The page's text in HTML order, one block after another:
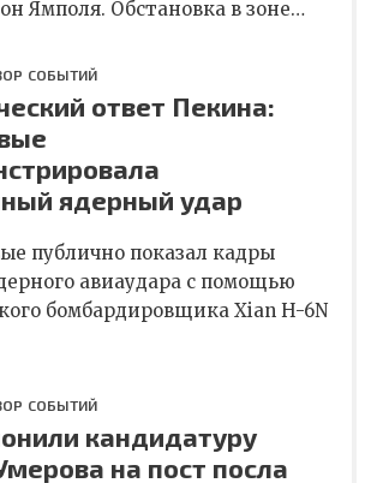
Ямполя. Обстановка в зоне…
СОБЫТИЙ
ответ Пекина:
ядерный удар
публично показал кадры
авиаудара с помощью
бомбардировщика Xian H-6N
СОБЫТИЙ
кандидатуру
на пост посла